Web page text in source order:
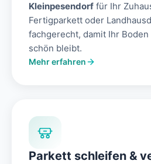
Kleinpesendorf für Ihr
Fertigparkett oder
fachgerecht, damit Ihr
schön bleibt.
Mehr erfahren
Parkett schleifen &